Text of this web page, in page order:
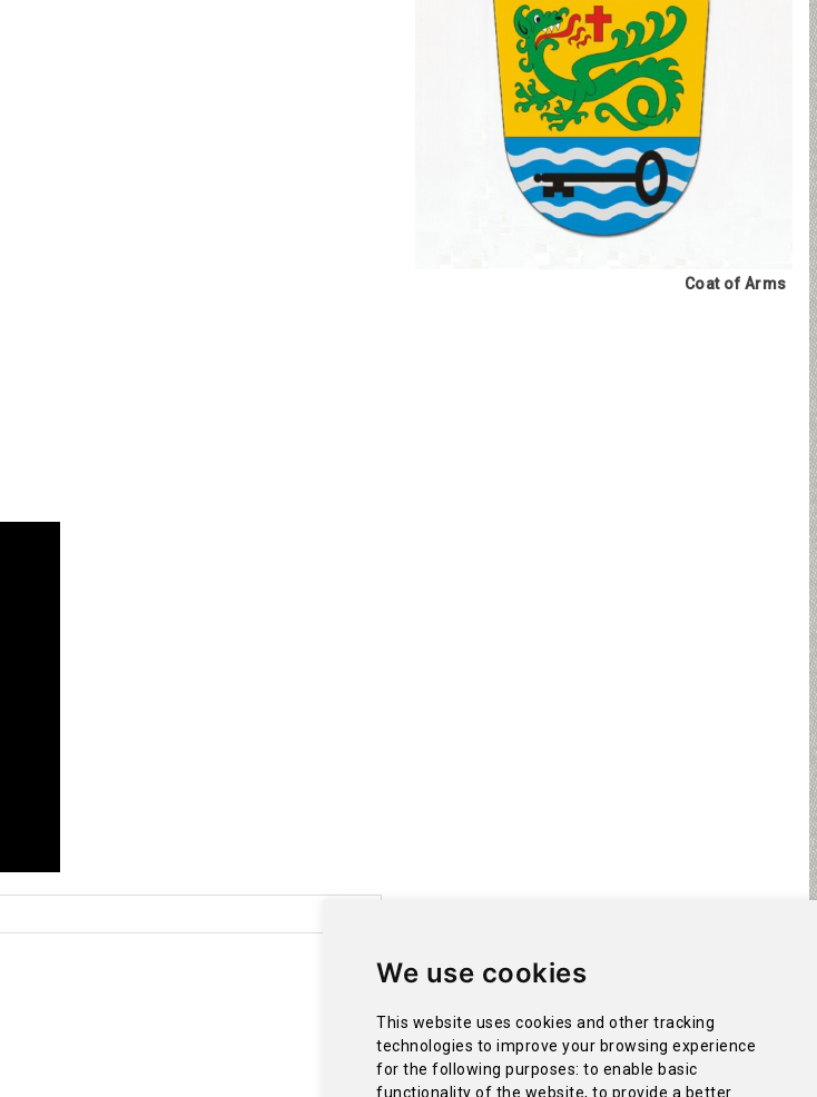
We use cookies
This website uses cookies and other tracking
technologies to improve your browsing experience
for the following purposes:to enable basic
functionality of the website,to provide a better
Coat of Arms